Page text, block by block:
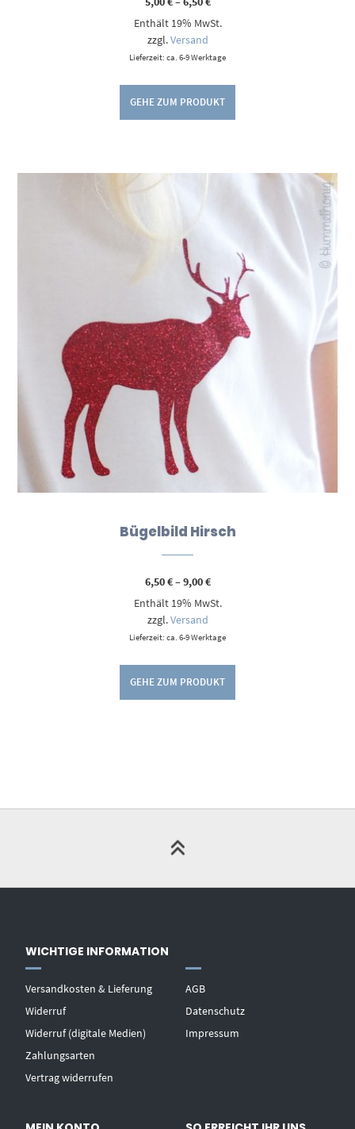
bis
Enthält 19% MwSt.
zzgl.Versand
Lieferzeit: ca. 6-9 Werktage
GEHE ZUM PRODUKT
Bügelbild Hirsch
6,50€–9,00€Preisspanne:
bis
Enthält 19% MwSt.
zzgl.Versand
Lieferzeit: ca. 6-9 Werktage
GEHE ZUM PRODUKT
WICHTIGE INFORMATION
Versandkosten & Lieferung
Widerruf
Widerruf (digitale Medien)
Zahlungsarten
Vertrag widerrufen
AGB
Datenschutz
Impressum